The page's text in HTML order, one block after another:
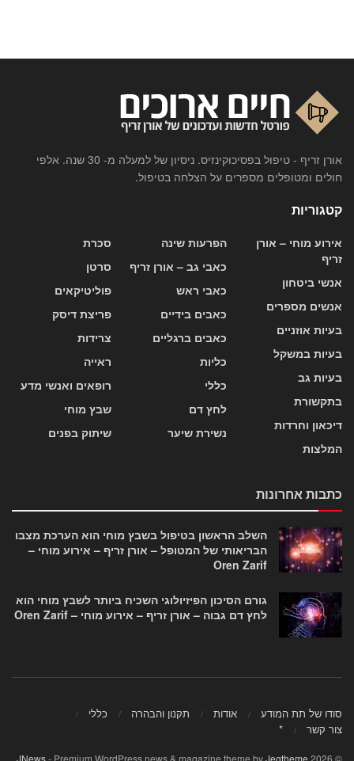
אורן זריף - טיפול בפסיכוקינזיס. ניסיון של למעלה מ- 30 שנה. אלפי
חולים ומטופלים מספרים על הצלחה בטיפול.
קטגוריות
אירוע מוחי – אורן
זריף
אנשי ביטחון
אנשים מספרים
בעיות אוזניים
בעיות במשקל
בעיות גב
בתקשורת
דיכאון וחרדות
המלצות
הפרעות שינה
כאבי גב – אורן זריף
כאבי ראש
כאבים בידיים
כאבים ברגליים
כליות
כללי
לחץ דם
נשירת שיער
סכרת
סרטן
פוליטיקאים
פריצת דיסק
צרידות
ראייה
רופאים ואנשי מדע
שבץ מוחי
שיתוק בפנים
כתבות אחרונות
השלב הראשון בטיפול בשבץ מוחי הוא הערכת מצבו
הבריאותי של המטופל – אורן זריף – אירוע מוחי –
Oren Zarif
גורם הסיכון הפיזיולוגי השכיח ביותר לשבץ מוחי הוא
לחץ דם גבוה – אורן זריף – אירוע מוחי – Oren Zarif
סודו של תת המודע אודות תקנון והבהרה
כללי
צור קשר
*